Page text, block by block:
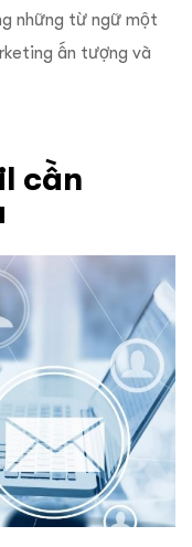
những từ ngữ một
ấn tượng và
cần